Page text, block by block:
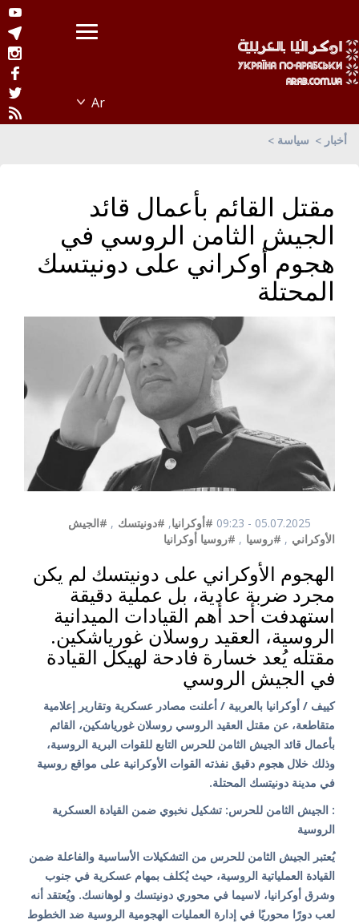
أخبار سياسة
مقتل القائم بأعمال قائد
الجيش الثامن الروسي في
هجوم أوكراني على دونيتسك
المحتلة
05.07.2025 - 09:23 #أوكرانيا, #دونيتسك , #الجيش
الأوكراني , #روسيا , #روسيا أوكرانيا
الهجوم الأوكراني على دونيتسك لم يكن
مجرد ضربة عادية، بل عملية دقيقة
استهدفت أحد أهم القيادات الميدانية
الروسية، العقيد روسلان غورياشكين.
مقتله يُعد خسارة فادحة لهيكل القيادة
في الجيش الروسي
كييف / أوكرانيا بالعربية / أعلنت مصادر عسكرية وتقارير إعلامية
متقاطعة، عن مقتل العقيد الروسي روسلان غورياشكين، القائم
بأعمال قائد الجيش الثامن للحرس التابع للقوات البرية الروسية،
وذلك خلال هجوم دقيق نفذته القوات الأوكرانية على مواقع روسية
في مدينة دونيتسك المحتلة.
: الجيش الثامن للحرس: تشكيل نخبوي ضمن القيادة العسكرية
الروسية
يُعتبر الجيش الثامن للحرس من التشكيلات الأساسية والفاعلة ضمن
القيادة العملياتية الروسية، حيث يُكلف بمهام عسكرية في جنوب
وشرق أوكرانيا، لاسيما في محوري دونيتسك و لوهانسك. ويُعتقد أنه
لعب دورًا محوريًا في إدارة العمليات الهجومية الروسية ضد الخطوط